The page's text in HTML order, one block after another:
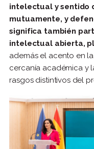
intelectual y sentido
mutuamente, y
significa también
intelectual abierta,
además el acento en
cercanía académica y
rasgos distintivos del